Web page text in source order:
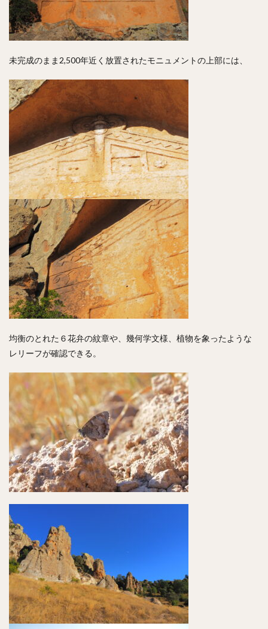
未完成のまま2,500年近く放置されたモニュメントの上部には、
均衡のとれた６花弁の紋章や、幾何学文様、植物を象ったような
レリーフが確認できる。